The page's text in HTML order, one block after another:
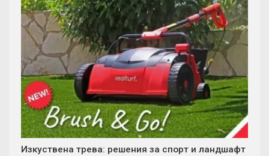
Изкуствена трева: решения за спорт и ландшафт